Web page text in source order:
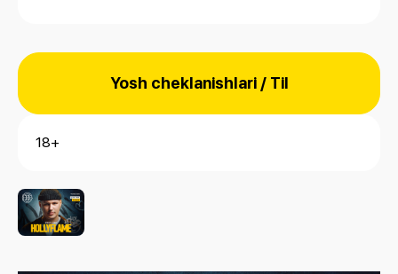
Yosh cheklanishlari / Til
18+